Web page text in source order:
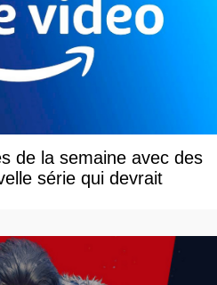
de la semaine avec des
série qui devrait